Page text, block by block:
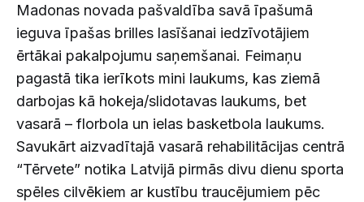
Madonas novada pašvaldība savā īpašumā
ieguva īpašas brilles lasīšanai iedzīvotājiem
ērtākai pakalpojumu saņemšanai. Feimaņu
pagastā tika ierīkots mini laukums, kas ziemā
darbojas kā hokeja/slidotavas laukums, bet
vasarā – florbola un ielas basketbola laukums.
Savukārt aizvadītajā vasarā rehabilitācijas centrā
“Tērvete” notika Latvijā pirmās divu dienu sporta
spēles cilvēkiem ar kustību traucējumiem pēc